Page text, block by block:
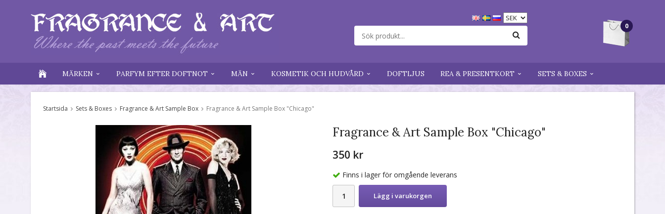
0
MÄRKEN PARFYM EFTER DOFTNOT MÄN KOSMETIK OCH HUDVÅRD DOFTLJUS REA & PRESENTKORT SETS & BOXES
Startsida Sets & Boxes Fragrance & Art Sample Box Fragrance & Art Sample Box "Chicago"
Fragrance & Art Sample Box "Chicago"
350 kr
Finns i lager för omgående leverans
Lägg i varukorgen